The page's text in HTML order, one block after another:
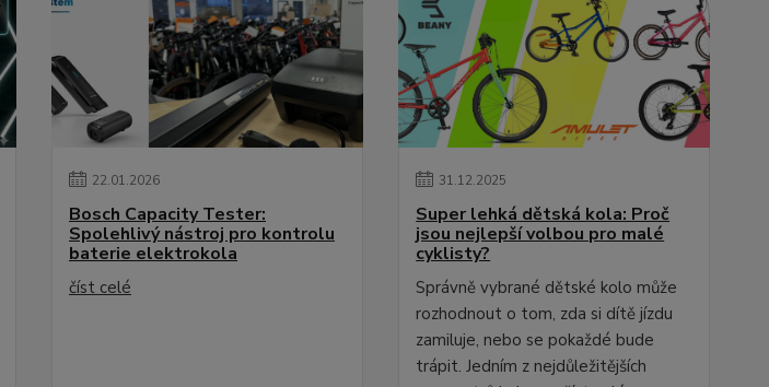
22.01.2026
Bosch Capacity Tester:
Spolehlivý nástroj pro kontrolu
baterie elektrokola
číst celé
31.12.2025
Super lehká dětská kola: Proč
jsou nejlepší volbou pro malé
cyklisty?
Správně vybrané dětské kolo může
rozhodnout o tom, zda si dítě jízdu
zamiluje, nebo se pokaždé bude
trápit. Jedním z nejdůležitějších